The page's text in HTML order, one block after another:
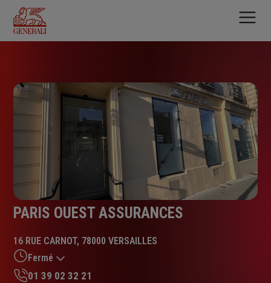
contenu
principal
PARIS OUEST ASSURANCES
16 RUE CARNOT, 78000 VERSAILLES
Fermé
01 39 02 32 21